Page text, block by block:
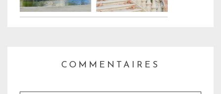
COMMENTAIRES